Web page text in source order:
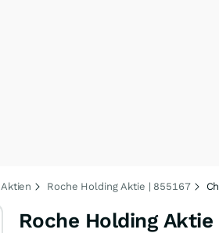
Aktien Roche Holding Aktie | 855167
Roche Holding Aktie